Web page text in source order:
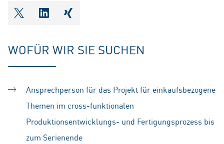
shareOntwitter
shareOnlinkedIn
shareOnxing
WOFÜR WIR SIE SUCHEN
Ansprechperson für das Projekt für einkaufsbezogene
Themen im cross-funktionalen
Produktionsentwicklungs- und Fertigungsprozess bis
zum Serienende